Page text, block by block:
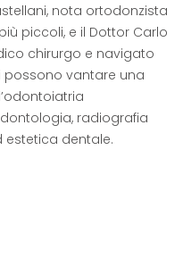
nota ortodonzista
piccoli, e il Dottor Carlo
chirurgo e navigato
possono vantare una
radiografia
estetica dentale.